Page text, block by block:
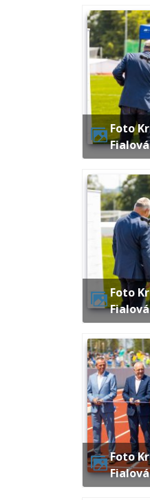
Foto Kristína
Fialová
Foto Kristína
Fialová
Foto Kristína
Fialová